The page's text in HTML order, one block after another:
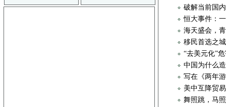
破解当前国
恒大事件：
海天盛会，
移民首选之
“去美元化”
中国为什么
写在《两年
美中互降贸
舞照跳，马